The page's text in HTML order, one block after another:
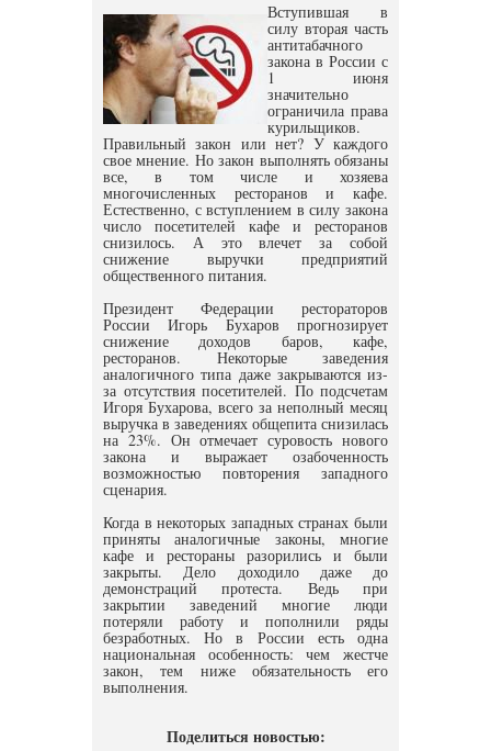
Вступившая в
силу вторая часть
антитабачного
закона в России с
1 июня
значительно
ограничила права
курильщиков.
Правильный закон или нет? У каждого
свое мнение. Но закон выполнять обязаны
все, в том числе и хозяева
многочисленных ресторанов и кафе.
Естественно, с вступлением в силу закона
число посетителей кафе и ресторанов
снизилось. А это влечет за собой
снижение выручки предприятий
общественного питания.
Президент Федерации рестораторов
России Игорь Бухаров прогнозирует
снижение доходов баров, кафе,
ресторанов. Некоторые заведения
аналогичного типа даже закрываются из-
за отсутствия посетителей. По подсчетам
Игоря Бухарова, всего за неполный месяц
выручка в заведениях общепита снизилась
на 23%. Он отмечает суровость нового
закона и выражает озабоченность
возможностью повторения западного
сценария.
Когда в некоторых западных странах были
приняты аналогичные законы, многие
кафе и рестораны разорились и были
закрыты. Дело доходило даже до
демонстраций протеста. Ведь при
закрытии заведений многие люди
потеряли работу и пополнили ряды
безработных. Но в России есть одна
национальная особенность: чем жестче
закон, тем ниже обязательность его
выполнения.
Поделиться новостью: